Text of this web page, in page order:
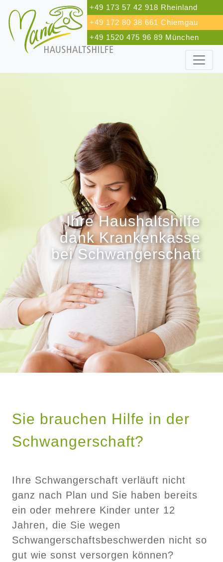
+49 173 57 42 918 Rheinland
+49 172 80 38 661 Chiemgau
+49 1520 475 96 89 München
Ihre Haushaltshilfe
dank Krankenkasse
bei Schwangerschaft
Sie brauchen Hilfe in der
Schwangerschaft?
Ihre Schwangerschaft verläuft nicht
ganz nach Plan und Sie haben bereits
ein oder mehrere Kinder unter 12
Jahren, die Sie wegen
Schwangerschaftsbeschwerden nicht so
gut wie sonst versorgen können?